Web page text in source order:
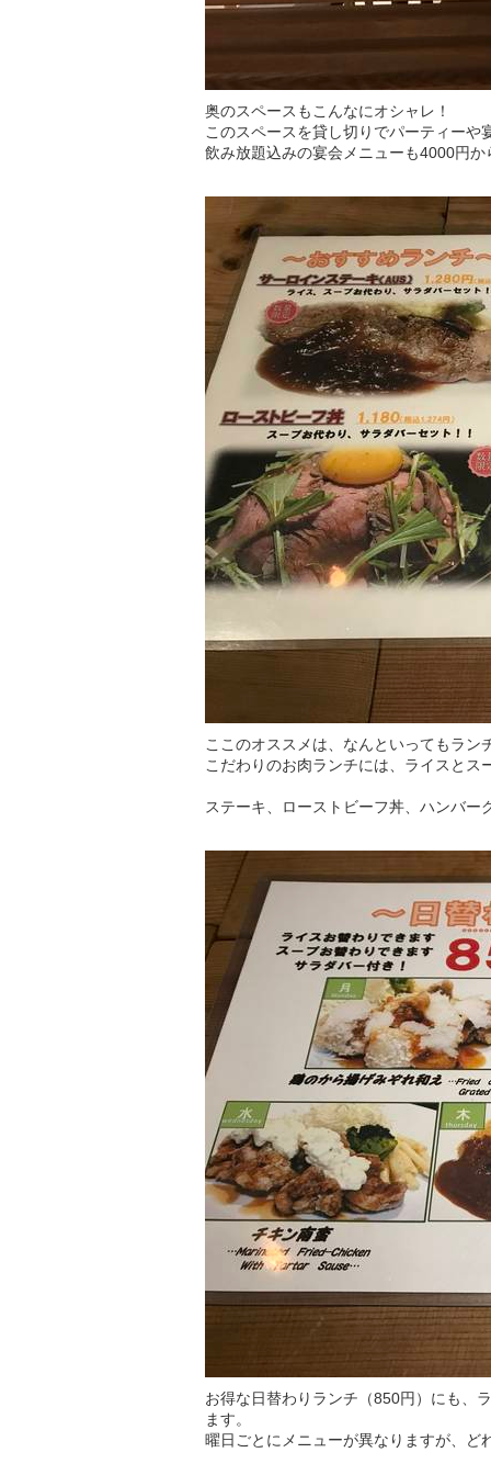
奥のスペースもこんなにオシャレ！
このスペースを貸し切りでパーティーや
飲み放題込みの宴会メニューも4000円か
ここのオススメは、なんといってもラン
こだわりのお肉ランチには、ライスと
ステーキ、ローストビーフ丼、ハンバ
お得な日替わりランチ（850円）にも、
ます。
曜日ごとにメニューが異なりますが、ど